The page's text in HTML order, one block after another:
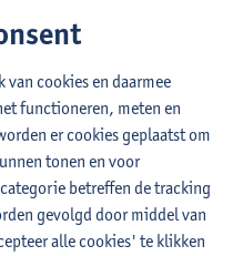
van cookies en daarmee
functioneren, meten en
er cookies geplaatst om
tonen en voor
betreffen de tracking
gevolgd door middel van
alle cookies' te klikken